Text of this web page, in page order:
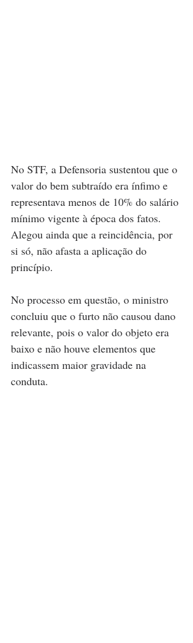
No STF, a Defensoria sustentou que o
valor do bem subtraído era ínfimo e
representava menos de 10% do salário
mínimo vigente à época dos fatos.
Alegou ainda que a reincidência, por
si só, não afasta a aplicação do
princípio.
No processo em questão, o ministro
concluiu que o furto não causou dano
relevante, pois o valor do objeto era
baixo e não houve elementos que
indicassem maior gravidade na
conduta.